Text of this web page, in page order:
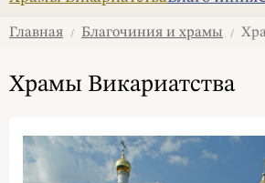
Главная / Благочиния и храмы /
Храмы Викариатства